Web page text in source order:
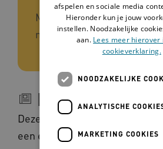
Meervoudige beperking,
meervoudige beperking
Beschrijving
Deze leidraad richt zich
een ernstige meervoudige
afspelen en sociale media
Hieronder kun je jouw
instellen. Noodzakelijke
aan. Lees meer hierover
cookieverklaring.
NOODZAKELIJKE
ANALYTISCHE
MARKETING COOKIES